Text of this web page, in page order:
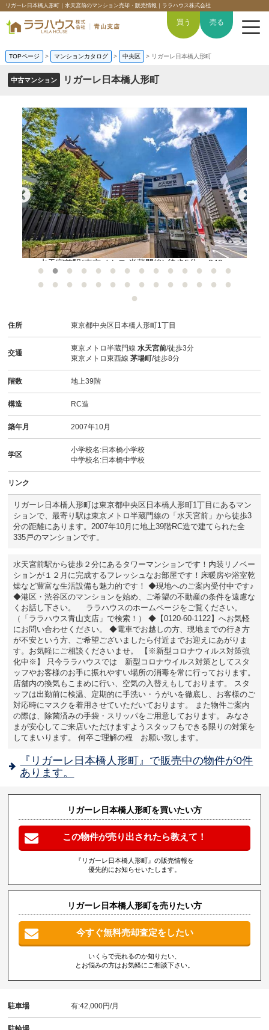
リガーレ日本橋人形町｜水天宮前のマンション売却・販売情報｜ララハウス株式会社
買いたい
売りたい
空間デザイン事例
6つの強み
会社概要
スタッフ紹介
お知らせ
来店予約
買う 売る
TOPページ > マンションカタログ > 中央区 > リガーレ日本橋人形町
中古マンション リガーレ日本橋人形町
水天宮前駅(東京メトロ 半蔵門線) 徒歩5分。 340m
住所 東京都中央区日本橋人形町1丁目
交通
東京メトロ半蔵門線水天宮前/徒歩3分
東京メトロ東西線茅場町/徒歩8分
階数 地上39階
構造 RC造
築年月 2007年10月
学区
小学校名:日本橋小学校
中学校名:日本橋中学校
リンク
リガーレ日本橋人形町は東京都中央区日本橋人形町1丁目にあるマン
ションで、最寄り駅は東京メトロ半蔵門線の「水天宮前」から徒歩3
分の距離にあります。2007年10月に地上39階RC造で建てられた全
335戸のマンションです。
水天宮前駅から徒歩２分にあるタワーマンションです！内装リノベー
ションが１２月に完成するフレッシュなお部屋です！床暖房や浴室乾
燥など豊富な生活設備も魅力的です！ ◆現地へのご案内受付中です♪
◆港区・渋谷区のマンションを始め、ご希望の不動産の条件を遠慮な
くお話し下さい。 ララハウスのホームページをご覧ください。
（「ララハウス青山支店」で検索！） ◆【0120-60-1122】へお気軽
にお問い合わせください。 ◆電車でお越しの方、現地までの行き方
が不安という方、ご希望ございましたら付近までお迎えにあがりま
す。お気軽にご相談くださいませ。 【※新型コロナウィルス対策強
化中※】 只今ララハウスでは 新型コロナウイルス対策としてスタ
ッフやお客様のお手に振れやすい場所の消毒を常に行っております。
店舗内の換気もこまめに行い、空気の入替えもしております。 スタ
ッフは出勤前に検温、定期的に手洗い・うがいを徹底し、お客様のご
対応時にマスクを着用させていただいております。 また物件ご案内
の際は、除菌済みの手袋・スリッパをご用意しております。 みなさ
まが安心してご来店いただけますようスタッフもできる限りの対策を
してまいります。 何卒ご理解の程 お願い致します。
『リガーレ日本橋人形町』で販売中の物件が0件
あります。
リガーレ日本橋人形町を買いたい方
この物件が売り出されたら教えて！
『リガーレ日本橋人形町』の販売情報を
優先的にお知らせいたします。
リガーレ日本橋人形町を売りたい方
今すぐ無料売却査定をしたい
いくらで売れるのか知りたい、
とお悩みの方はお気軽にご相談下さい。
駐車場 有:42,000円/月